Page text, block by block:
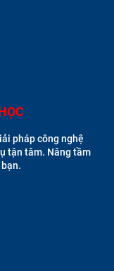
pháp công nghệ
tận tâm. Nâng tầm